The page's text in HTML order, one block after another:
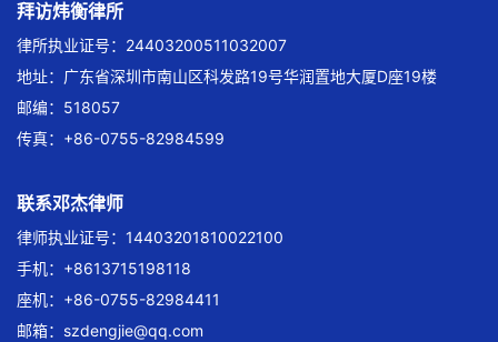
拜访炜衡律所
律所执业证号：24403200511032007
地址：广东省深圳市南山区科发路19号华润置地大厦D座19楼
邮编：518057
传真：+86-0755-82984599
联系邓杰律师
律师执业证号：14403201810022100
手机：+8613715198118
座机：+86-0755-82984411
邮箱： szdengjie@qq.com